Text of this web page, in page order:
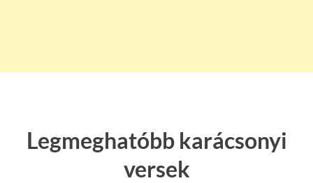
Legmeghatóbb karácsonyi
versek